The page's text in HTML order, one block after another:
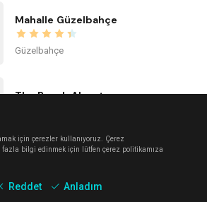
Mahalle Güzelbahçe
Güzelbahçe
The Beach Alaçatı
için çerezler kullanıyoruz. Çerez
fazla bilgi edinmek için lütfen çerez politikamıza
Reddet Anladım